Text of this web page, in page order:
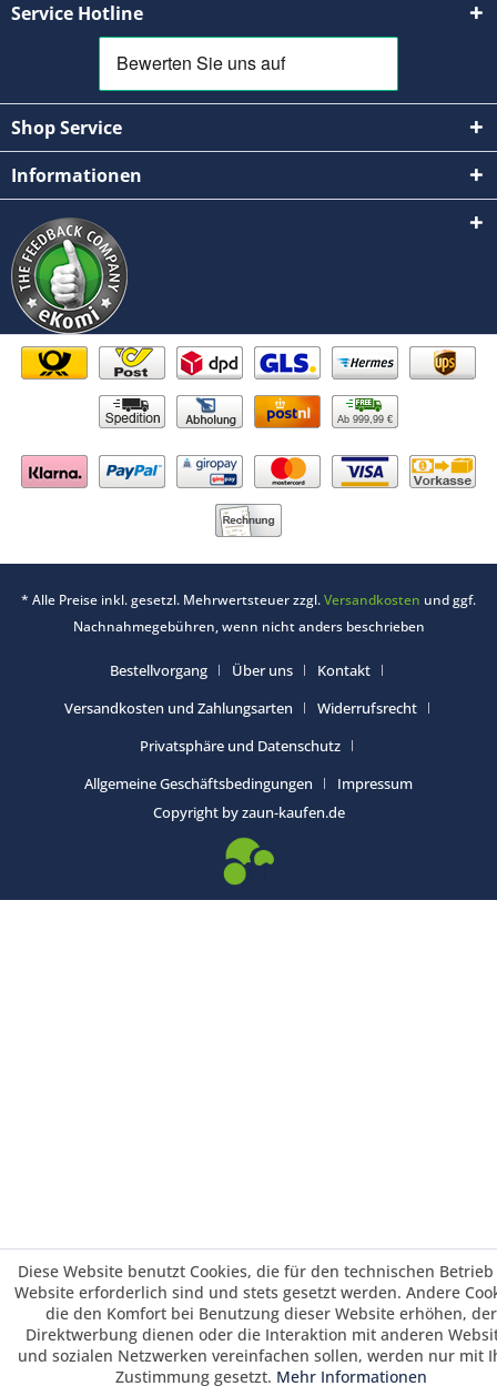
Service Hotline
Shop Service
Informationen
Ab 999,99 €
* Alle Preise inkl. gesetzl. Mehrwertsteuer zzgl.Versandkosten und ggf.
Nachnahmegebühren, wenn nicht anders beschrieben
Bestellvorgang Über uns
Kontakt
Versandkosten und Zahlungsarten
Widerrufsrecht
Privatsphäre und Datenschutz
Allgemeine Geschäftsbedingungen
Impressum
Copyright by zaun-kaufen.de
Diese Website benutzt Cookies, die für den technischen
Website erforderlich sind und stets gesetzt werden. Andere
die den Komfort bei Benutzung dieser Website erhöhen, der
Direktwerbung dienen oder die Interaktion mit anderen
und sozialen Netzwerken vereinfachen sollen, werden nur mit
Zustimmung gesetzt. Mehr Informationen